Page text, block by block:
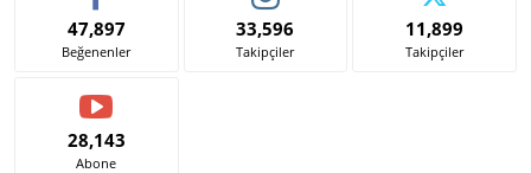
47,897
Beğenenler
33,596
Takipçiler
11,899
Takipçiler
28,143
Abone